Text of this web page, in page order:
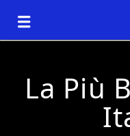
La Più